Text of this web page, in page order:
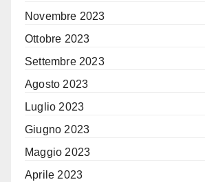
Novembre 2023
Ottobre 2023
Settembre 2023
Agosto 2023
Luglio 2023
Giugno 2023
Maggio 2023
Aprile 2023